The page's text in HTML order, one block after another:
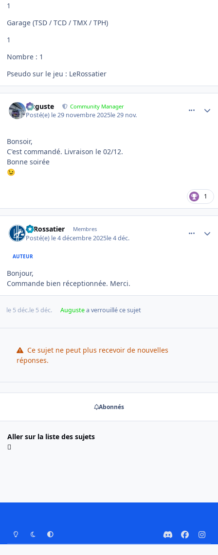
1
Garage (TSD / TCD / TMX / TPH)
1
Nombre : 1
Pseudo sur le jeu : LeRossatier
Auguste Community Manager
Posté(e) le 29 novembre 2025le 29 nov.
Bonsoir,
C'est commandé. Livraison le 02/12.
Bonne soirée
😉
1
LeRossatier Membres
Posté(e) le 4 décembre 2025le 4 déc.
AUTEUR
Bonjour,
Commande bien réceptionnée. Merci.
le 5 déc.le 5 déc. Augustea verrouillé ce sujet
Ce sujet ne peut plus recevoir de nouvelles
réponses.
Abonnés
Aller sur la liste des sujets
Mode ClairMode SombrePréférence Système
d
i
a
n